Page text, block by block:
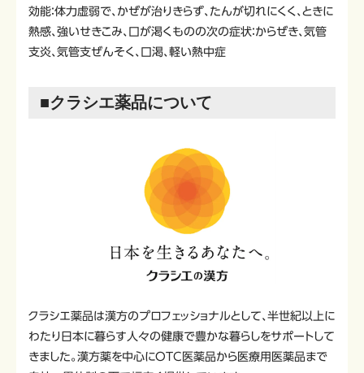
効能：体力虚弱で、かぜが治りきらず、たんが切れにくく、ときに
熱感、強いせきこみ、口が渇くものの次の症状：からぜき、気管
支炎、気管支ぜんそく、口渇、軽い熱中症
■クラシエ薬品について
クラシエ薬品は漢方のプロフェッショナルとして、半世紀以上に
わたり日本に暮らす人々の健康で豊かな暮らしをサポートして
きました。漢方薬を中心にOTC医薬品から医療用医薬品まで